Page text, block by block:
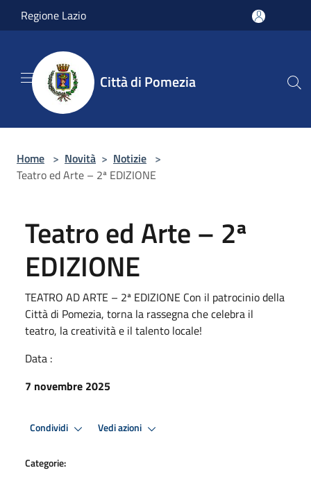
Salta al contenuto principale
Regione Lazio
Città di Pomezia
Home > Novità > Notizie >
Teatro ed Arte – 2ª EDIZIONE
Teatro ed Arte – 2ª
EDIZIONE
TEATRO AD ARTE – 2ª EDIZIONE Con il patrocinio della
Città di Pomezia, torna la rassegna che celebra il
teatro, la creatività e il talento locale!
Data :
7 novembre 2025
Condividi Vedi azioni
Categorie: